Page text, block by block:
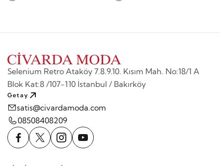
Selenium Retro Ataköy 7.8.9.10. Kısım Mah. No:18/1 A
Blok Kat:8 /107-110 İstanbul / Bakırköy
Getay
satis@civardamoda.com
08508408209